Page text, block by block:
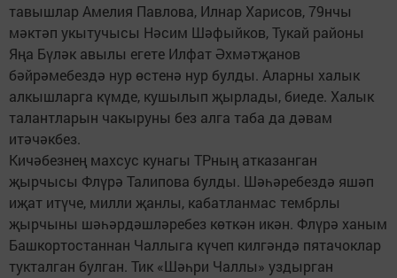
тавышлар Амелия Павлова, Илнар Харисов, 79нчы
мәктәп укытучысы Нәсим Шәфыйков, Тукай районы
Яңа Бүләк авылы егете Илфат Әхмәтҗанов
бәйрәмебездә нур өстенә нур булды. Аларны халык
алкышларга күмде, кушылып җырлады, биеде. Халык
талантларын чакыруны без алга таба да дәвам
итәчәкбез.
Кичәбезнең махсус кунагы ТРның атказанган
җырчысы Флүрә Талипова булды. Шәһәребездә яшәп
иҗат итүче, милли җанлы, кабатланмас тембрлы
җырчыны шәһәрдәшләребез көткән икән. Флүрә ханым
Башкортостаннан Чаллыга күчеп килгәндә пятачоклар
тукталган булган. Тик «Шәһри Чаллы» уздырган